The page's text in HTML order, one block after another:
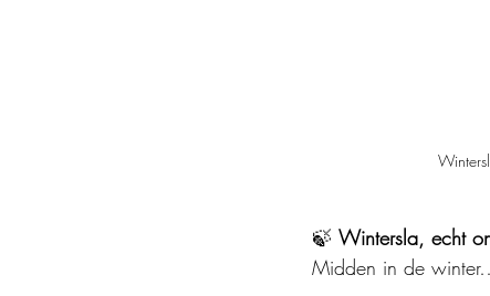
🍃 Wintersla, echt
Midden in de